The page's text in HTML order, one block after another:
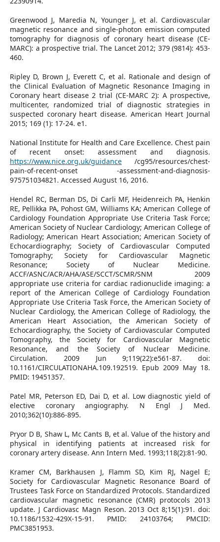
Greenwood J, Maredia N, Younger J, et al. Cardiovascular
magnetic resonance and single-photon emission computed
tomography for diagnosis of coronary heart disease (CE-
MARC): a prospective trial. The Lancet 2012; 379 (9814): 453-
460.
Ripley D, Brown J, Everett C, et al. Rationale and design of
the Clinical Evaluation of Magnetic Resonance Imaging in
Coronary heart disease 2 trial (CE-MARC 2): A prospective,
multicenter, randomized trial of diagnostic strategies in
suspected coronary heart disease. American Heart Journal
2015; 169 (1): 17-24. e1.
National Institute for Health and Care Excellence. Chest pain
of recent onset: assessment and diagnosis.
https://www.nice.org.uk/guidance/cg95/resources/chest-
pain-of-recent-onset -assessment-and-diagnosis-
975751034821. Accessed August 16, 2016.
Hendel RC, Berman DS, Di Carli MF, Heidenreich PA, Henkin
RE, Pellikka PA, Pohost GM, Williams KA; American College of
Cardiology Foundation Appropriate Use Criteria Task Force;
American Society of Nuclear Cardiology; American College of
Radiology; American Heart Association; American Society of
Echocardiography; Society of Cardiovascular Computed
Tomography; Society for Cardiovascular Magnetic
Resonance; Society of Nuclear Medicine.
ACCF/ASNC/ACR/AHA/ASE/SCCT/SCMR/SNM 2009
appropriate use criteria for cardiac radionuclide imaging: a
report of the American College of Cardiology Foundation
Appropriate Use Criteria Task Force, the American Society of
Nuclear Cardiology, the American College of Radiology, the
American Heart Association, the American Society of
Echocardiography, the Society of Cardiovascular Computed
Tomography, the Society for Cardiovascular Magnetic
Resonance, and the Society of Nuclear Medicine.
Circulation. 2009 Jun 9;119(22):e561-87. doi:
10.1161/CIRCULATIONAHA.109.192519. Epub 2009 May 18.
PMID: 19451357.
Patel MR, Peterson ED, Dai D, et al. Low diagnostic yield of
elective coronary angiography. N Engl J Med.
2010;362(10):886-895.
Pryor D B, Shaw L, Mc Cants B, et al. Value of the history and
physical in identifying patients at increased risk for
coronary artery disease. Ann Intern Med. 1993;118(2):81-90.
Kramer CM, Barkhausen J, Flamm SD, Kim RJ, Nagel E;
Society for Cardiovascular Magnetic Resonance Board of
Trustees Task Force on Standardized Protocols. Standardized
cardiovascular magnetic resonance (CMR) protocols 2013
update. J Cardiovasc Magn Reson. 2013 Oct 8;15(1):91. doi:
10.1186/1532-429X-15-91. PMID: 24103764; PMCID:
PMC3851953.